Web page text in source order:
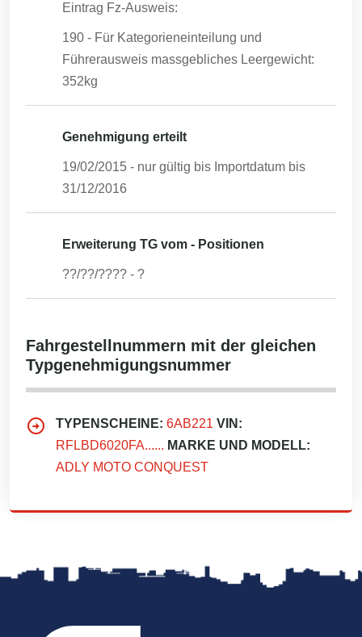
Eintrag Fz-Ausweis:
190 - Für Kategorieneinteilung und
Führerausweis massgebliches Leergewicht:
352kg
Genehmigung erteilt
19/02/2015 - nur gültig bis Importdatum bis
31/12/2016
Erweiterung TG vom - Positionen
??/??/???? - ?
Fahrgestellnummern mit der gleichen
Typgenehmigungsnummer
TYPENSCHEINE: 6AB221 VIN:
RFLBD6020FA...... MARKE UND MODELL:
ADLY MOTO CONQUEST